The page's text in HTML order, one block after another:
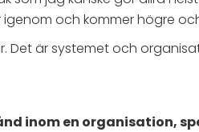
och kommer högre
Det är systemet och
inom en organisation,